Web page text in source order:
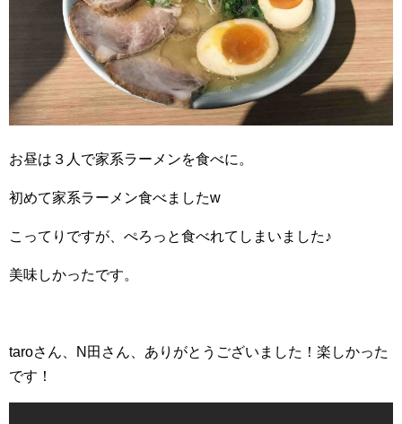
お昼は３人で家系ラーメンを食べに。
初めて家系ラーメン食べましたw
こってりですが、ぺろっと食べれてしまいました♪
美味しかったです。
taroさん、N田さん、ありがとうございました！楽しかった
です！